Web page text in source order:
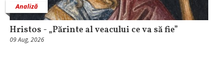
Analiză
Hristos - „Părinte al veacului ce va să fie”
09 Aug, 2026